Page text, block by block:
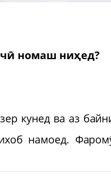
номаш ниҳед?
кунед ва аз
намоед.